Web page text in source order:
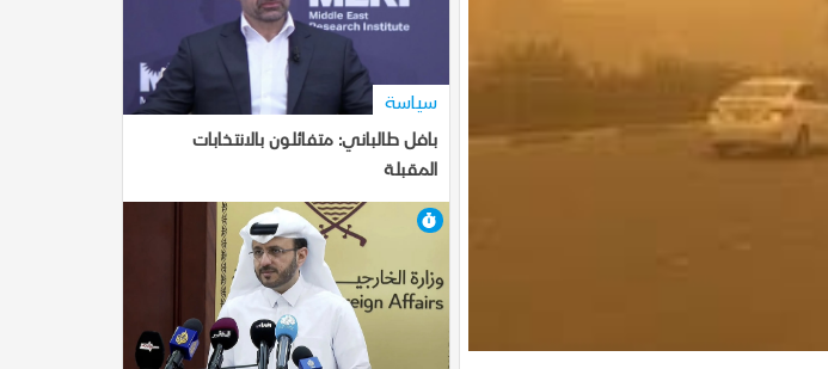
سياسة
بافل طالباني: متفائلون بالانتخابات
المقبلة